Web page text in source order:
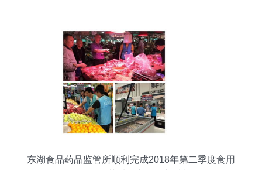
东湖食品药品监管所顺利完成2018年第二季度食用